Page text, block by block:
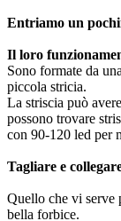
Entriamo un
Il loro
Sono formate da
piccola stricia.
La striscia può
possono trovare
con 90-120 led per
Tagliare e
Quello che vi serve
bella forbice.